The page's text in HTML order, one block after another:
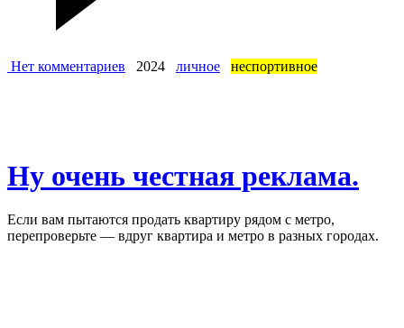
Нет комментариев 2024 личное неспортивное
Ну очень честная реклама.
Если вам пытаются продать квартиру рядом с метро,
перепроверьте — вдруг квартира и метро в разных городах.